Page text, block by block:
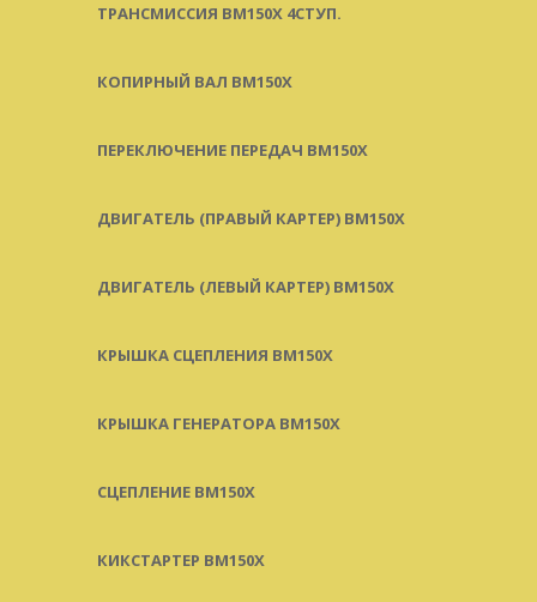
ТРАНСМИССИЯ BM150X 4СТУП.
КОПИРНЫЙ ВАЛ BM150X
ПЕРЕКЛЮЧЕНИЕ ПЕРЕДАЧ BM150X
ДВИГАТЕЛЬ (ПРАВЫЙ КАРТЕР) BM150X
ДВИГАТЕЛЬ (ЛЕВЫЙ КАРТЕР) BM150X
КРЫШКА СЦЕПЛЕНИЯ BM150X
КРЫШКА ГЕНЕРАТОРА BM150X
СЦЕПЛЕНИЕ BM150X
КИКСТАРТЕР BM150X